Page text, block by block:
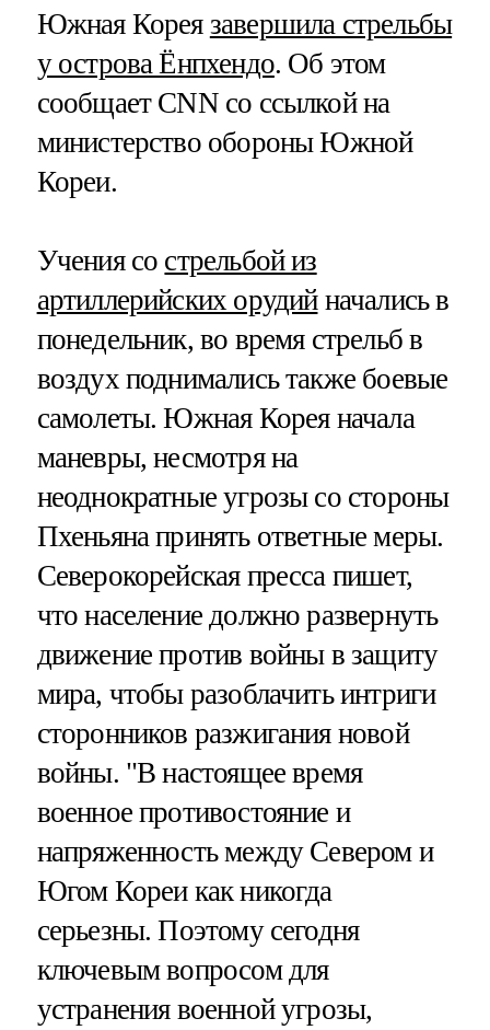
Южная Корея завершила стрельбы
у острова Ёнпхендо. Об этом
сообщает CNN со ссылкой на
министерство обороны Южной
Кореи.
Учения со стрельбой из
артиллерийских орудийначались в
понедельник, во время стрельб в
воздух поднимались также боевые
самолеты. Южная Корея начала
маневры, несмотря на
неоднократные угрозы со стороны
Пхеньяна принять ответные меры.
Северокорейская пресса пишет,
что население должно развернуть
движение против войны в защиту
мира, чтобы разоблачить интриги
сторонников разжигания новой
войны. "В настоящее время
военное противостояние и
напряженность между Севером и
Югом Кореи как никогда
серьезны. Поэтому сегодня
ключевым вопросом для
устранения военной угрозы,